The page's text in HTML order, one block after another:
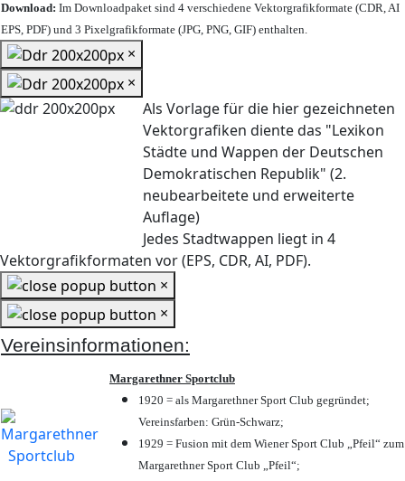
Download: Im Downloadpaket sind 4 verschiedene Vektorgrafikformate (CDR, AI
EPS, PDF) und 3 Pixelgrafikformate (JPG, PNG, GIF) enthalten.
×
×
Als Vorlage für die hier gezeichneten
Vektorgrafiken diente das "Lexikon
Städte und Wappen der Deutschen
Demokratischen Republik" (2.
neubearbeitete und erweiterte
Auflage)
Jedes Stadtwappen liegt in 4
Vektorgrafikformaten vor (EPS, CDR, AI, PDF).
×
×
Vereinsinformationen:
Margarethner Sportclub
1920 = als Margarethner Sport Club gegründet;
Vereinsfarben: Grün-Schwarz;
1929 = Fusion mit dem Wiener Sport Club „Pfeil“ zum
Margarethner Sport Club „Pfeil“;